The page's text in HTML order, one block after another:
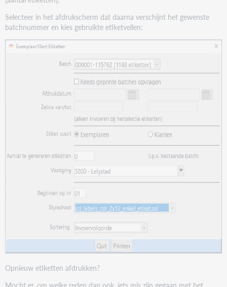
Selecteer in het afdrukscherm dat daarna verschijnt het gewenste
batchnummer en kies gebruikte etiketvellen:
Opnieuw etiketten afdrukken?